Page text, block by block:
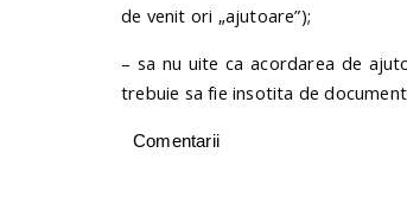
de venit ori „ajutoare”);
– sa nu uite ca acordarea de
trebuie sa fie insotita de
Comentarii